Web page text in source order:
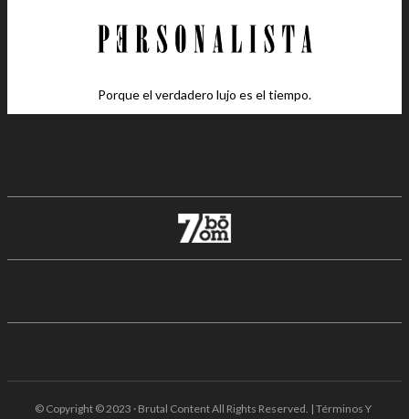
Porque el verdadero lujo es el tiempo.
© Copyright © 2023 · Brutal Content All Rights Reserved. | Términos Y